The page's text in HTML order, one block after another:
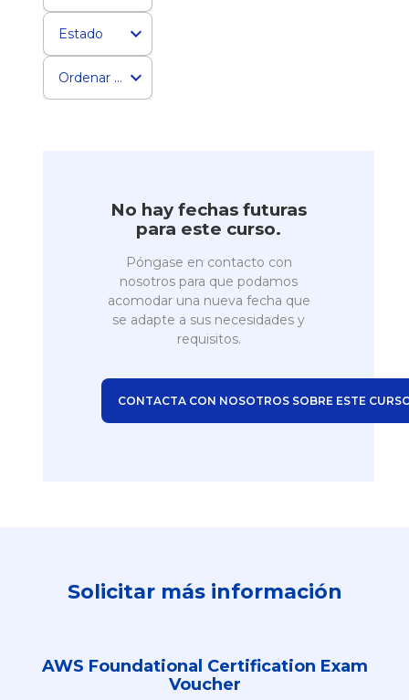
Estado
Ordenar por
No hay fechas futuras
para este curso.
Póngase en contacto con
nosotros para que podamos
acomodar una nueva fecha que
se adapte a sus necesidades y
requisitos.
CONTACTA CON NOSOTROS SOBRE ESTE
Solicitar más información
AWS Foundational Certification Exam
Voucher